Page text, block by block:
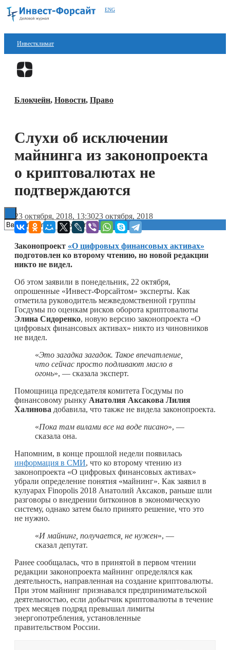
ENG
Инвестклимат
Финансы
Блокчейн
Технологии
Книги
Блокчейн, Новости, Право
Слухи об исключении
майнинга из законопроекта
о криптовалютах не
подтверждаются
23 октября, 2018, 13:3023 октября, 2018
Законопроект «О цифровых финансовых активах»
подготовлен ко второму чтению, но новой редакции
никто не видел.
Об этом заявили в понедельник, 22 октября,
опрошенные «Инвест-Форсайтом» эксперты. Как
отметила руководитель межведомственной группы
Госдумы по оценкам рисков оборота криптовалюты
Элина Сидоренко, новую версию законопроекта «О
цифровых финансовых активах» никто из чиновников
не видел.
«Это загадка загадок. Такое впечатление,
что сейчас просто подливают масло в
огонь», — сказала эксперт.
Помощница председателя комитета Госдумы по
финансовому рынку Анатолия Аксакова Лилия
Халинова добавила, что также не видела законопроекта.
«Пока там вилами все на воде писано», —
сказала она.
Напомним, в конце прошлой недели появилась
информация в СМИ, что ко второму чтению из
законопроекта «О цифровых финансовых активах»
убрали определение понятия «майнинг». Как заявил в
кулуарах Finopolis 2018 Анатолий Аксаков, раньше шли
разговоры о внедрении биткоинов в экономическую
систему, однако затем было принято решение, что это
не нужно.
«И майнинг, получается, не нужен», —
сказал депутат.
Ранее сообщалась, что в принятой в первом чтении
редакции законопроекта майнинг определялся как
деятельность, направленная на создание криптовалюты.
При этом майнинг признавался предпринимательской
деятельностью, если добытчик криптовалюты в течение
трех месяцев подряд превышал лимиты
энергопотребления, установленные
правительством России.